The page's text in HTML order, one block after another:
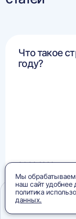
Что такое
году?
24.02.2026
Мы обрабатываем
наш сайт удобнее
политика
данных.